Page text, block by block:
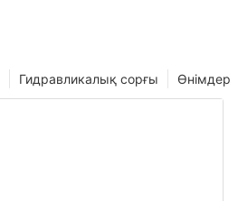
Өнімдер
Гидравликалық сорғы